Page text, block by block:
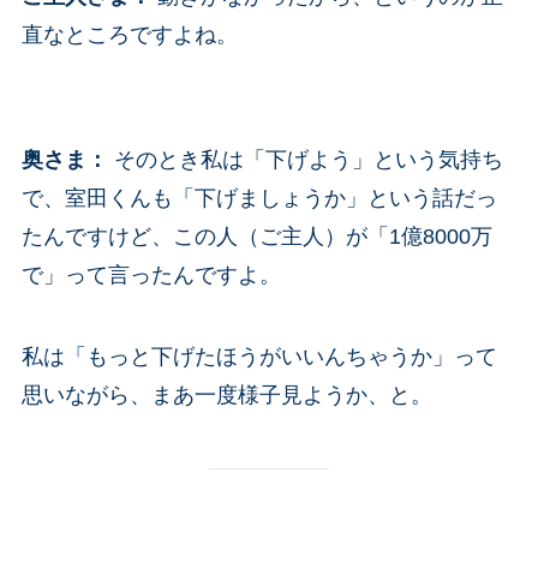
直なところですよね。
奥さま ：
そのとき私は「下げよう」という気持ち
で、室田くんも「下げましょうか」という話だっ
たんですけど、この人（ご主人）が「1億8000万
で」って言ったんですよ。
私は「もっと下げたほうがいいんちゃうか」って
思いながら、まあ一度様子見ようか、と。